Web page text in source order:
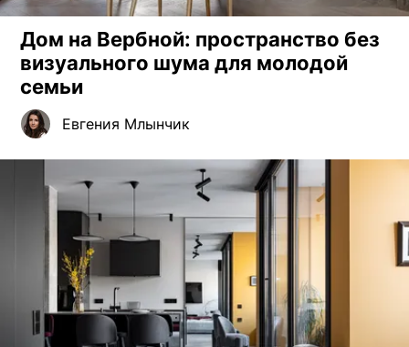
Дом на Вербной: пространство без
визуального шума для молодой
семьи
Евгения Млынчик